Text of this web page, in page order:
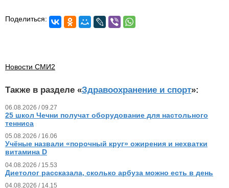
Поделиться:
Новости СМИ2
Также в разделе «Здравоохранение и спорт»:
06.08.2026 / 09.27
25 школ Чечни получат оборудование для настольного
тенниса
05.08.2026 / 16.06
Учёные назвали «порочный круг» ожирения и нехватки
витамина D
04.08.2026 / 15.53
Диетолог рассказала, сколько арбуза можно есть в день
04.08.2026 / 14.15